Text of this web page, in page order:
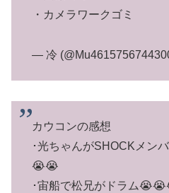
・カメラワークゴミ
— 冷
カウコンの感想
･光ちゃんがSHOCKメン
😭😭
･宙船で松兄がドラム